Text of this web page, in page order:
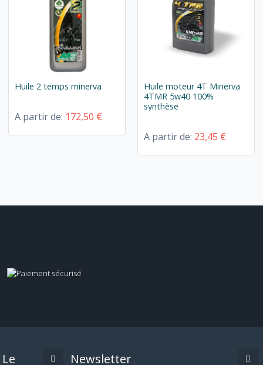
Huile 2 temps minerva
A partir de: 172,50 €
Huile moteur 4T Minerva
4TMR 5w40 100%
synthèse
A partir de: 23,45 €
Le
Newsletter